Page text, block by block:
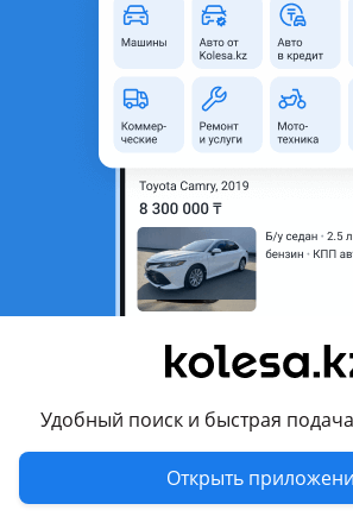
Удобный поиск и быстрая
Открыть
Ежемесячный платёж
Рассчитать
область
Седан
Объем двигателя, л
2.5
Пробег
213 000
Коробка передач
Привод
Полный